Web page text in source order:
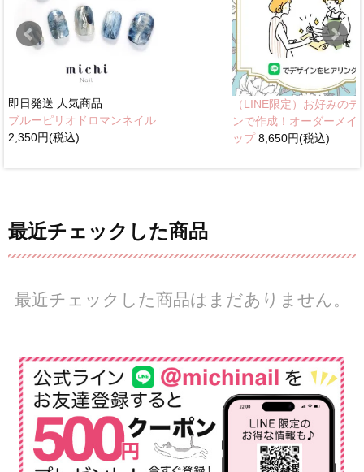
即日発送 人気商品
ブルーピリオドロマンネイル
2,350円(税込)
（LINE限定）お好みのデ
ンで作成！オーダーメイ
ップ8,650円(税込)
最近チェックした商品
最近チェックした商品はまだありません。